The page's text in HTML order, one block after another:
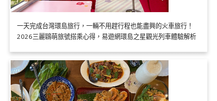
一天完成台灣環島旅行，一輛不用趕行程也能盡興的火車旅行！
2026三麗鷗萌旅號搭乘心得，易遊網環島之星觀光列車體驗解析